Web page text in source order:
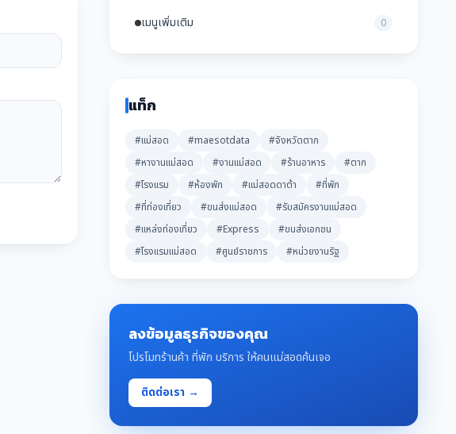
เมนูเพิ่มเติม 0
แท็ก
#แม่สอด #maesotdata
#จังหวัดตาก
#หางานแม่สอด
#งานแม่สอด #ร้านอาหาร
#ตาก
#โรงแรม
#ห้องพัก #แม่สอดดาต้า
#ที่พัก
#ที่ท่องเที่ยว
#ขนส่งแม่สอด
#รับสมัครงานแม่สอด
#แหล่งท่องเที่ยว
#Express
#ขนส่งเอกชน
#โรงแรมแม่สอด
#ศูนย์ราชการ #หน่วยงานรัฐ
ลงข้อมูลธุรกิจของคุณ
โปรโมทร้านค้า ที่พัก บริการ ให้คนแม่สอดค้นเจอ
ติดต่อเรา →